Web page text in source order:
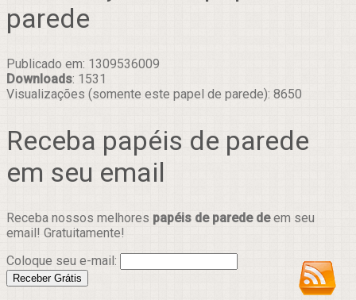
parede
Publicado em: 1309536009
Downloads: 1531
Visualizações (somente este papel de parede): 8650
Receba papéis de parede
em seu email
Receba nossos melhores papéis de parede deem seu
email! Gratuitamente!
Coloque seu e-mail: